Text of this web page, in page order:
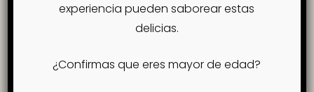
experiencia pueden saborear estas
delicias.
¿Confirmas que eres mayor de edad?